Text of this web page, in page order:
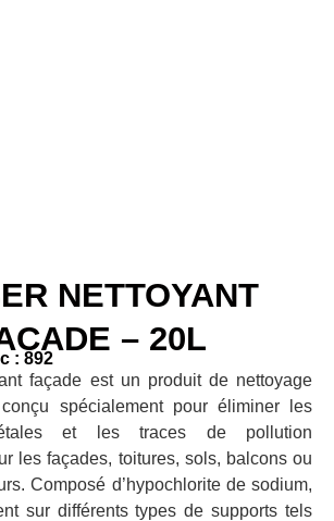
NETTOYANT
– 20L
: 892
façade est un produit de nettoyage
spécialement pour éliminer les
et les traces de pollution
les façades, toitures, sols, balcons ou
Composé d’hypochlorite de sodium,
sur différents types de supports tels